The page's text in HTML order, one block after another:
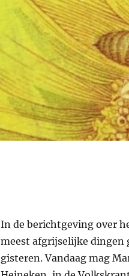
In de berichtgeving over
meest afgrijselijke dingen
gisteren. Vandaag mag